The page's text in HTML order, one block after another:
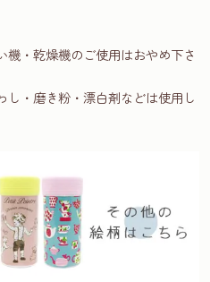
・乾燥機のご使用はおやめ下さ
・磨き粉・漂白剤などは使用し